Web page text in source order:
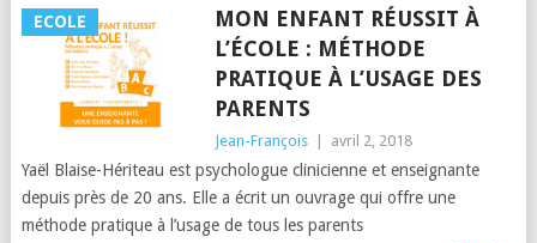
ECOLE
MON ENFANT RÉUSSIT À
L’ÉCOLE : MÉTHODE
PRATIQUE À L’USAGE DES
PARENTS
Jean-François avril 2, 2018
Yaël Blaise-Hériteau est psychologue clinicienne et enseignante
depuis près de 20 ans. Elle a écrit un ouvrage qui offre une
méthode pratique à l’usage de tous les parents